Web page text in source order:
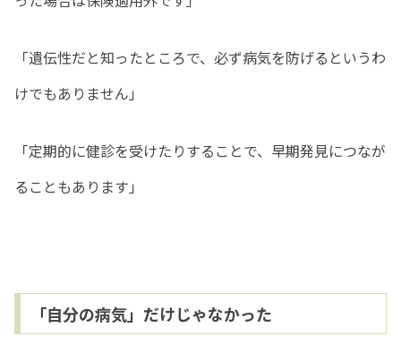
「遺伝性だと知ったところで、必ず病気を防げるというわ
けでもありません」
「定期的に健診を受けたりすることで、早期発見につなが
ることもあります」
「自分の病気」だけじゃなかった